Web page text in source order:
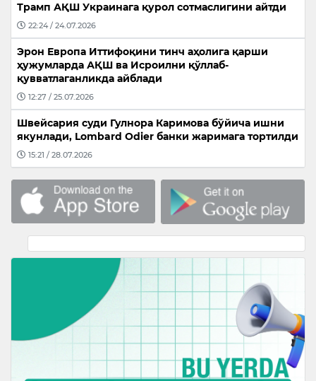
Трамп АҚШ Украинага қурол сотмаслигини айтди
22:24 / 24.07.2026
Эрон Европа Иттифоқини тинч аҳолига қарши
ҳужумларда АҚШ ва Исроилни қўллаб-
қувватлаганликда айблади
12:27 / 25.07.2026
Швейсария суди Гулнора Каримова бўйича ишни
якунлади, Lombard Odier банки жаримага тортилди
15:21 / 28.07.2026